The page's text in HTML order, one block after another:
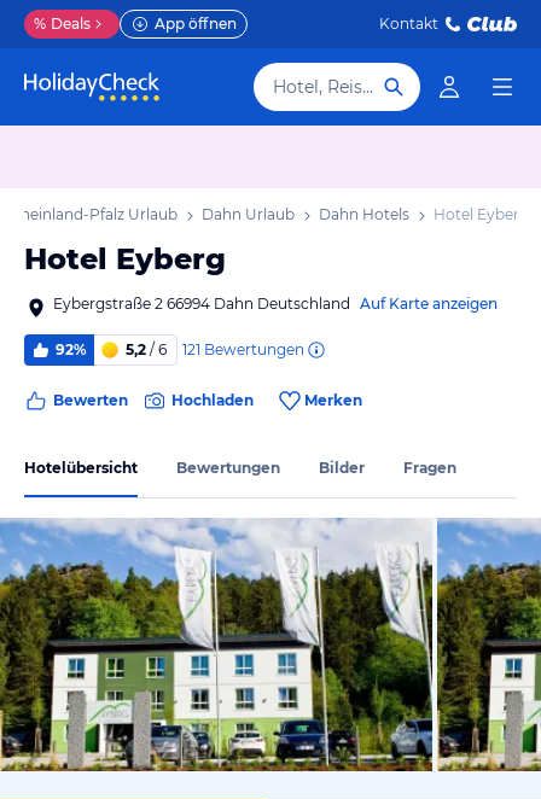
% Deals App öffnen Kontakt
Hotel, Reiseziel
Rheinland-Pfalz Urlaub Dahn Urlaub Dahn Hotels Hotel Eyberg
Hotel Eyberg
Eybergstraße 2 66994 Dahn Deutschland Auf Karte anzeigen
92% 5,2 / 6 121 Bewertungen
Bewerten Hochladen Merken
Hotelübersicht Bewertungen Bilder Fragen
vom